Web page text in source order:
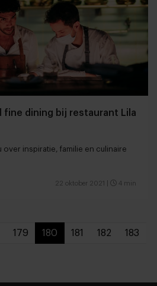
fine dining bij restaurant Lila
over inspiratie, familie en culinaire
22 oktober 2021 4 min
179 180 181 182 183